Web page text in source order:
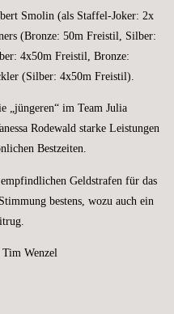
Smolin (als Staffel-Joker: 2x
(Bronze: 50m Freistil, Silber:
4x50m Freistil, Bronze:
(Silber: 4x50m Freistil).
„jüngeren“ im Team Julia
Rodewald starke Leistungen
Bestzeiten.
Geldstrafen für das
bestens, wozu auch ein
Wenzel